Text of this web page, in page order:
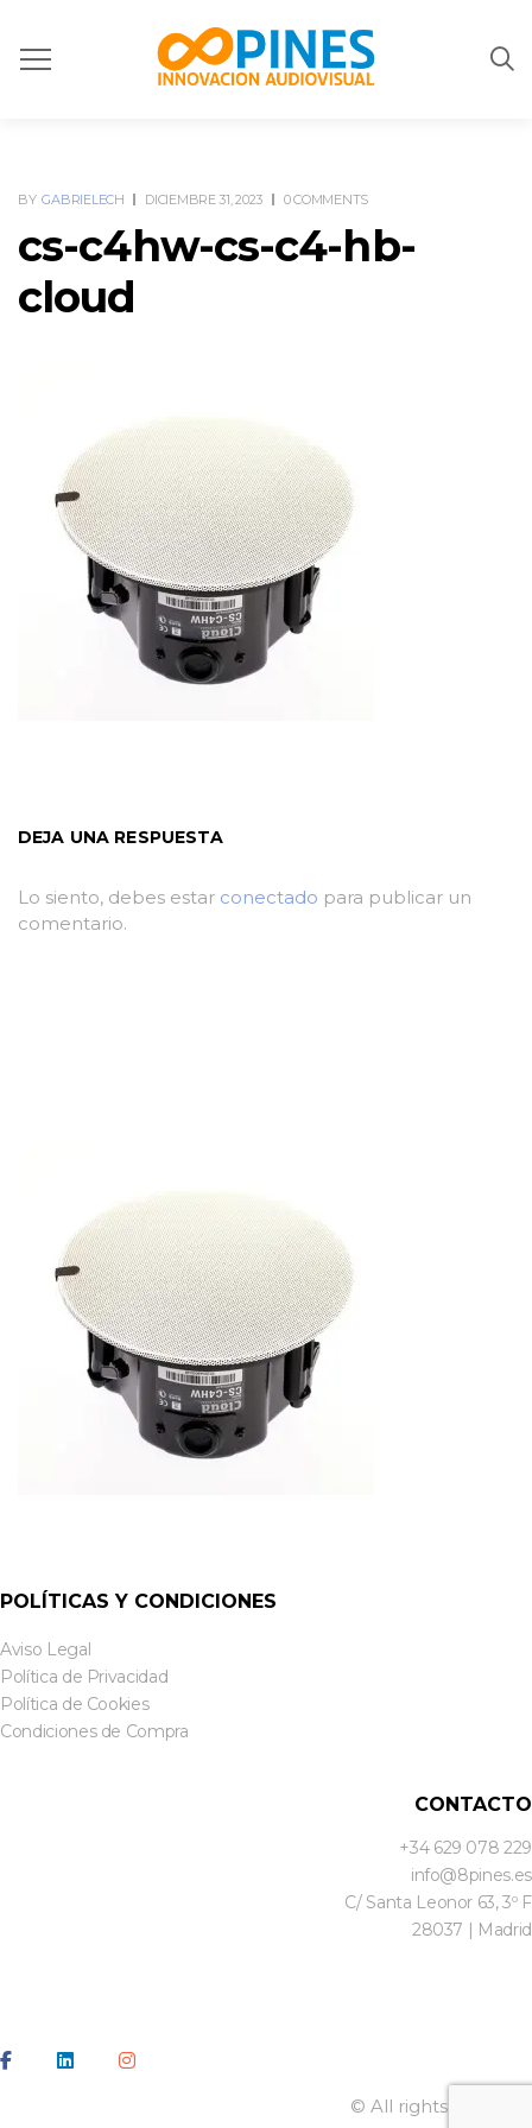
BY GABRIELECH DICIEMBRE 31, 2023 0 COMMENTS
cs-c4hw-cs-c4-hb-
cloud
DEJA UNA RESPUESTA
Lo siento, debes estar conectado para publicar un
comentario.
POLÍTICAS Y CONDICIONES
Aviso Legal
Política de Privacidad
Política de Cookies
Condiciones de Compra
CONTACTO
+34 629 078 229
info@8pines.es
C/ Santa Leonor 63, 3º F
28037 | Madrid
© All rights reserved